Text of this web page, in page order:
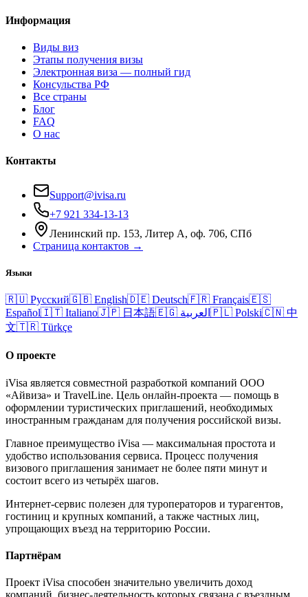
Информация
Виды виз
Этапы получения визы
Электронная виза — полный гид
Консульства РФ
Все страны
Блог
FAQ
О нас
Контакты
Support@ivisa.ru
+7 921 334-13-13
Ленинский пр. 153, Литер А, оф. 706, СПб
Страница контактов →
Языки
🇷🇺 Русский🇬🇧 English🇩🇪 Deutsch🇫🇷 Français🇪🇸
Español🇮🇹 Italiano🇯🇵 日本語🇪🇬 العربية 🇵🇱 Polski🇨🇳 中
文🇹🇷 Türkçe
О проекте
iVisa является совместной разработкой компаний ООО
«Айвиза» и TravelLine. Цель онлайн-проекта — помощь в
оформлении туристических приглашений, необходимых
иностранным гражданам для получения российской визы.
Главное преимущество iVisa — максимальная простота и
удобство использования сервиса. Процесс получения
визового приглашения занимает не более пяти минут и
состоит всего из четырёх шагов.
Интернет-сервис полезен для туроператоров и турагентов,
гостиниц и крупных компаний, а также частных лиц,
упрощающих въезд на территорию России.
Партнёрам
Проект iVisa способен значительно увеличить доход